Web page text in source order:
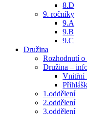
8.D
9. ročníky
9.A
9.B
9.C
Družina
Rozhodnutí
Družina –
Vnitřní
1.oddělení
2.oddělení
3.oddělení